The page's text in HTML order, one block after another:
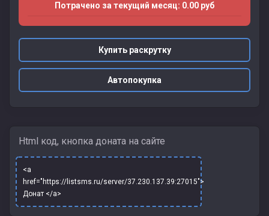
Потрачено за текущий месяц: 0.00 руб
Купить раскрутку
Автопокупка
Html код, кнопка доната на сайте
<a
href="https://listsms.ru/server/37.230.137.39:27015">
Донат </a>